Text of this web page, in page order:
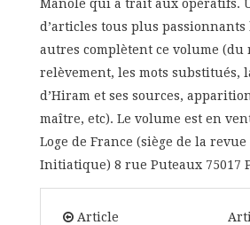
Manole qui a trait aux opératifs.
d’articles tous plus passionnants
autres complètent ce volume
relèvement, les mots substitués,
d’Hiram et ses sources,
maître, etc). Le volume est en
Loge de France (siège de la
Initiatique) 8 rue Puteaux 75017
Article